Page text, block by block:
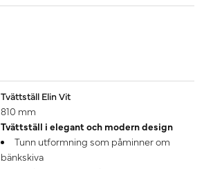
Tvättställ Elin Vit
810 mm
Tvättställ i elegant och modern design
Tunn utformning som påminner om
bänkskiva